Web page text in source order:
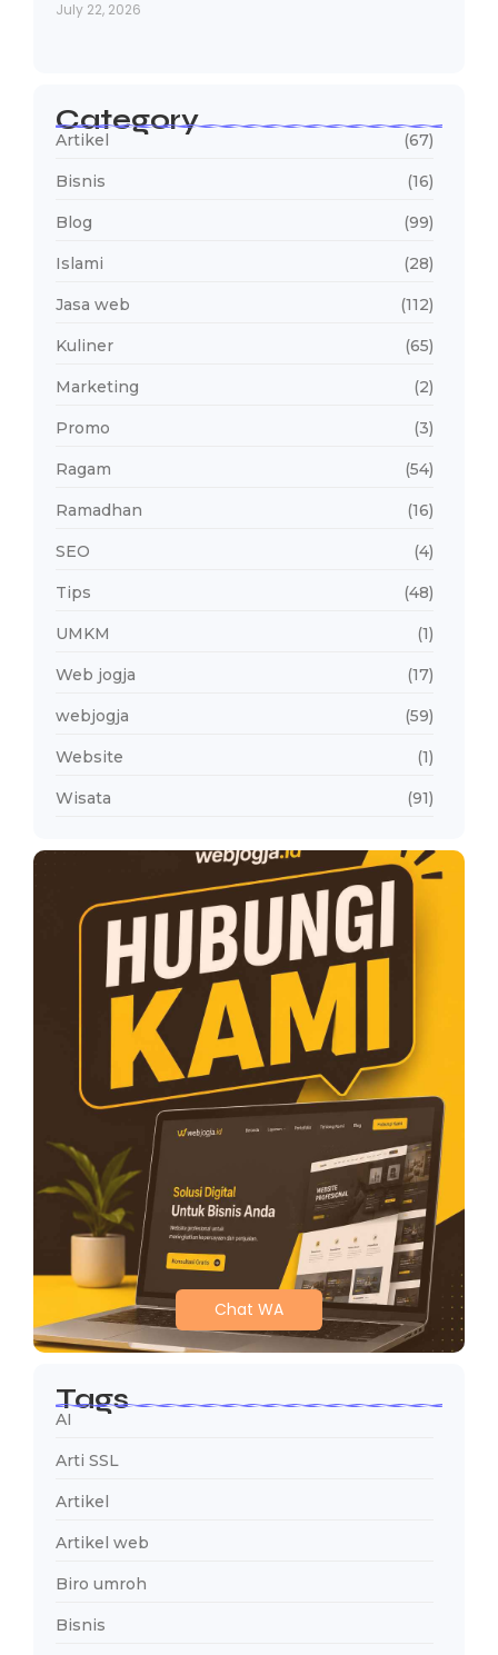
July 22, 2026
Category
Artikel (67)
Bisnis (16)
Blog (99)
Islami (28)
Jasa web (112)
Kuliner (65)
Marketing (2)
Promo (3)
Ragam (54)
Ramadhan (16)
SEO (4)
Tips (48)
UMKM (1)
Web jogja (17)
webjogja (59)
Website (1)
Wisata (91)
Chat WA
Tags
AI
Arti SSL
Artikel
Artikel web
Biro umroh
Bisnis